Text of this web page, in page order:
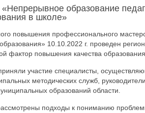
«Непрерывное образование
в школе»
повышения профессионального
10.10.2022 г. проведен
фактор повышения качества
участие специалисты,
методических служб,
образований области.
подходы к пониманию